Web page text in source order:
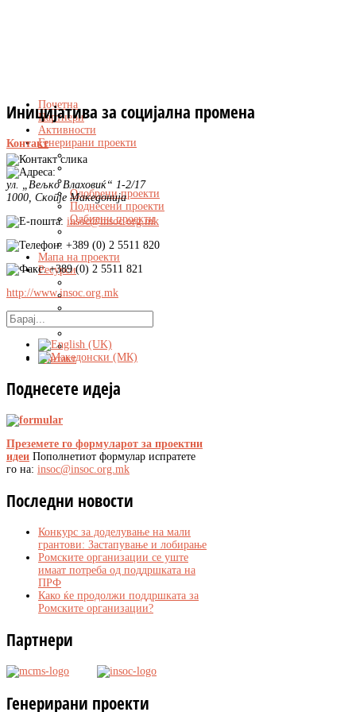
Почетна
Партнери
Активности
Генерирани проекти
Одобрени проекти
Поднесени проекти
Одбиени проекти
Мапа на проекти
Ресурси
Контакт
Иницијатива за социјална промена
Контакт
ул. „Вељко Влаховиќ“ 1-2/17
1000, Скопје Македонија
insoc@insoc.org.mk
+389 (0) 2 5511 820
+389 (0) 2 5511 821
http://www.insoc.org.mk
Поднесете идеја
Преземете го формуларот за проектни
идеи Пополнетиот формулар испратете
го на: insoc@insoc.org.mk
Последни новости
Конкурс за доделување на мали
грантови: Застапување и лобирање
Ромските организации се уште
имаат потреба од поддршката на
ПРФ
Како ќе продолжи поддршката за
Ромските организации?
Партнери
Генерирани проекти